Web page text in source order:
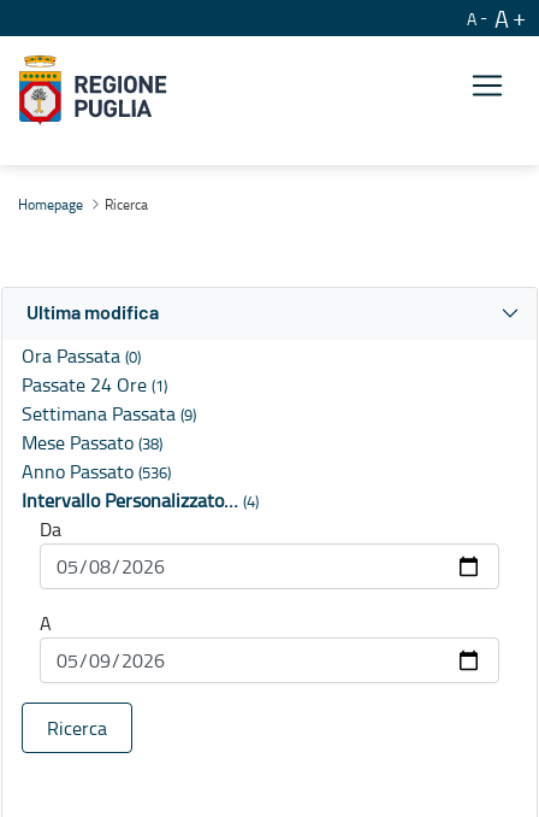
A A
Homepage Ricerca
Ultima modifica
Ora Passata (0)
Passate 24 Ore (1)
Settimana Passata (9)
Mese Passato (38)
Anno Passato (536)
Intervallo Personalizzato… (4)
Da
A
Ricerca